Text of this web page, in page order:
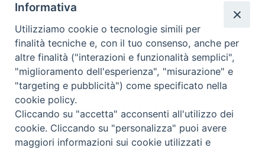
SCRIVICI
La Difesa srl - P.iva 05125420280
La Difesa del Popolo percepisce i contributi pubblici all'editoria.
La Difesa del Popolo, tramite la Fisc (Federazione Italiana Settimanali Cattolici)
ha aderito allo IAP (Istituto dell'Autodisciplina Pubblicitaria) accettando il Codice
di Autodisciplina della Comunicazione Commerciale.
La Difesa del Popolo è una testata registrata presso il Tribunale di Padova
decreto del 15 giugno 1950 al n. 37 del registro periodici.
Informativa
Utilizziamo cookie o tecnologie simili per
finalità tecniche e, con il tuo consenso, anche per
altre finalità ("interazioni e funzionalità semplici",
"miglioramento dell'esperienza", "misurazione" e
"targeting e pubblicità") come specificato nella
cookie policy.
Cliccando su "accetta" acconsenti all'utilizzo dei
cookie. Cliccando su "personalizza" puoi avere
maggiori informazioni sui cookie utilizzati e